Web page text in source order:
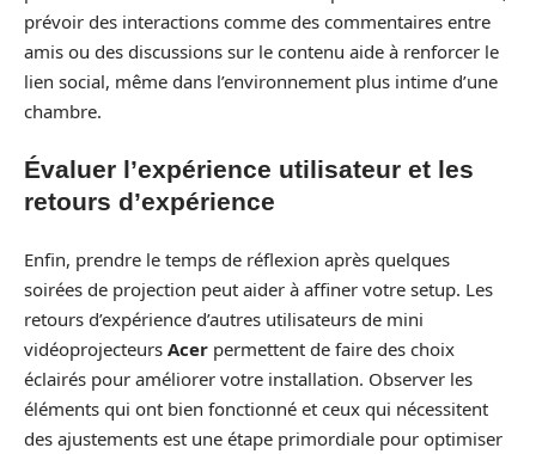
prévoir des interactions comme des commentaires entre
amis ou des discussions sur le contenu aide à renforcer le
lien social, même dans l’environnement plus intime d’une
chambre.
Évaluer l’expérience utilisateur et les
retours d’expérience
Enfin, prendre le temps de réflexion après quelques
soirées de projection peut aider à affiner votre setup. Les
retours d’expérience d’autres utilisateurs de mini
vidéoprojecteurs Acer permettent de faire des choix
éclairés pour améliorer votre installation. Observer les
éléments qui ont bien fonctionné et ceux qui nécessitent
des ajustements est une étape primordiale pour optimiser